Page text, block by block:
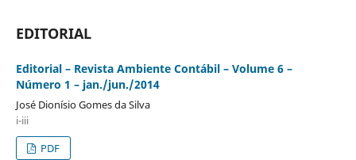
EDITORIAL
Editorial – Revista Ambiente Contábil – Volume 6 –
Número 1 – jan./jun./2014
José Dionísio Gomes da Silva
i-iii
PDF